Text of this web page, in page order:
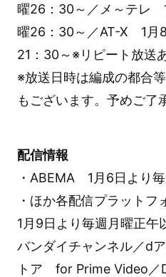
曜26：30～／メ～テレ
曜26：30～／AT-X 1月
21：30～※リピート放送
※放送日時は編成の都合
もございます。予めご了
配信情報
・ABEMA 1月6日より
・ほか各配信プラットフ
1月9日より毎週月曜正午
バンダイチャンネル／d
トア for Prime Video／